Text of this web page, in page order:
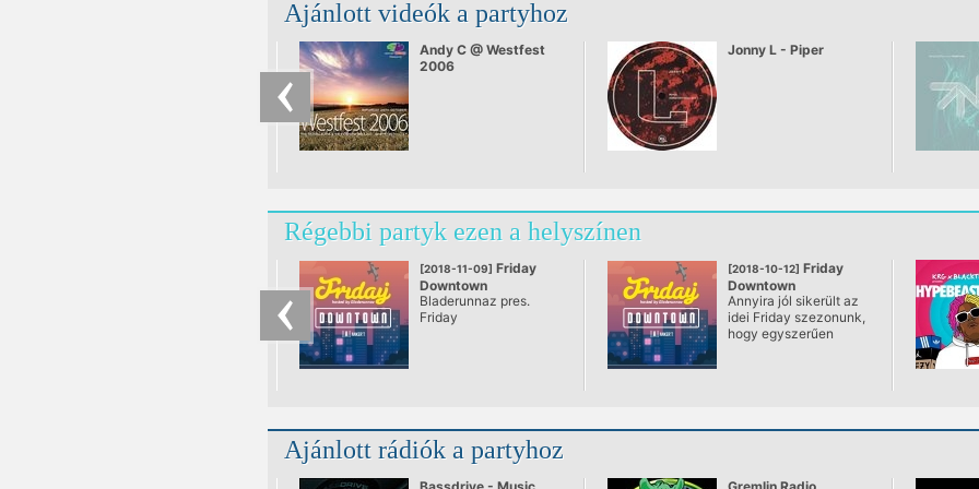
Ajánlott videók a partyhoz
Andy C @ Westfest
2006
Jonny L - Piper
Régebbi partyk ezen a helyszínen
[2018-11-09] Friday
Downtown
@ AnKERT
Bladerunnaz pres.
Friday
[2018-10-12] Friday
Downtown
@ AnKERT
Annyira jól sikerült az
idei Friday szezonunk,
hogy egyszerűen
Anker'tben megidézni
változatos szelekciója
Ajánlott rádiók a partyhoz